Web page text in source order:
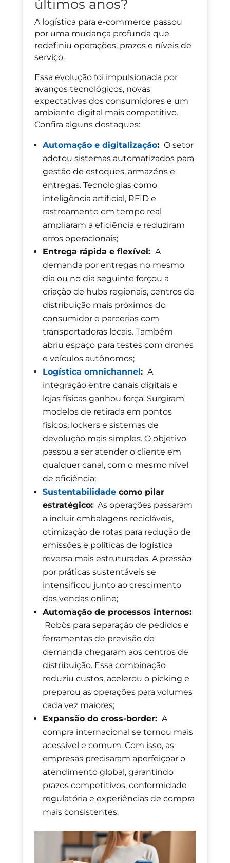
últimos anos?
A logística para e-commerce passou
por uma mudança profunda que
redefiniu operações, prazos e níveis de
serviço.
Essa evolução foi impulsionada por
avanços tecnológicos, novas
expectativas dos consumidores e um
ambiente digital mais competitivo.
Confira alguns destaques:
Automação e digitalização: O setor
adotou sistemas automatizados para
gestão de estoques, armazéns e
entregas. Tecnologias como
inteligência artificial, RFID e
rastreamento em tempo real
ampliaram a eficiência e reduziram
erros operacionais;
Entrega rápida e flexível: A
demanda por entregas no mesmo
dia ou no dia seguinte forçou a
criação de hubs regionais, centros de
distribuição mais próximos do
consumidor e parcerias com
transportadoras locais. Também
abriu espaço para testes com drones
e veículos autônomos;
Logística omnichannel: A
integração entre canais digitais e
lojas físicas ganhou força. Surgiram
modelos de retirada em pontos
físicos, lockers e sistemas de
devolução mais simples. O objetivo
passou a ser atender o cliente em
qualquer canal, com o mesmo nível
de eficiência;
Sustentabilidade como pilar
estratégico: As operações passaram
a incluir embalagens recicláveis,
otimização de rotas para redução de
emissões e políticas de logística
reversa mais estruturadas. A pressão
por práticas sustentáveis se
intensificou junto ao crescimento
das vendas online;
Automação de processos internos:
Robôs para separação de pedidos e
ferramentas de previsão de
demanda chegaram aos centros de
distribuição. Essa combinação
reduziu custos, acelerou o picking e
preparou as operações para volumes
cada vez maiores;
Expansão do cross-border: A
compra internacional se tornou mais
acessível e comum. Com isso, as
empresas precisaram aperfeiçoar o
atendimento global, garantindo
prazos competitivos, conformidade
regulatória e experiências de compra
mais consistentes.